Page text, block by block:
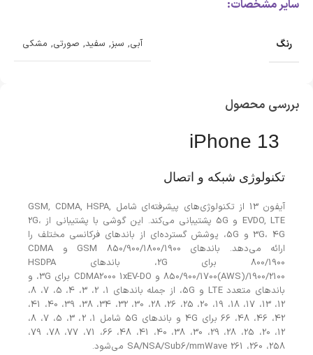
سایر مشخصات:
رنگ آبی, سبز, سفید, صورتی, مشکی
بررسی محصول
تکنولوژی شبکه و اتصال
آیفون 13 از تکنولوژی‌های پیشرفته‌ای شامل GSM, CDMA, HSPA,
EVDO, LTE و 5G پشتیبانی می‌کند. این گوشی با پشتیبانی از 2G،
3G، 4G و 5G، پوشش گسترده‌ای از باندهای فرکانسی مختلف را
ارائه می‌دهد. باندهای GSM 850/900/1800/1900 و CDMA
800/1900 برای 2G، باندهای HSDPA
850/900/1700(AWS)/1900/2100 و CDMA2000 1xEV-DO برای 3G، و
باندهای متعدد LTE و 5G، از جمله باندهای 1، 2، 3، 4، 5، 7، 8،
12، 13، 17، 18، 19، 20، 25، 26، 28، 30، 32، 34، 38، 39، 40، 41،
42، 46، 48، 66 برای 4G و باندهای 5G شامل 1، 2، 3، 5، 7، 8،
12، 20، 25، 28، 29، 30، 38، 40، 41، 48، 66، 71، 77، 78، 79،
258، 260، 261 SA/NSA/Sub6/mmWave می‌شود.